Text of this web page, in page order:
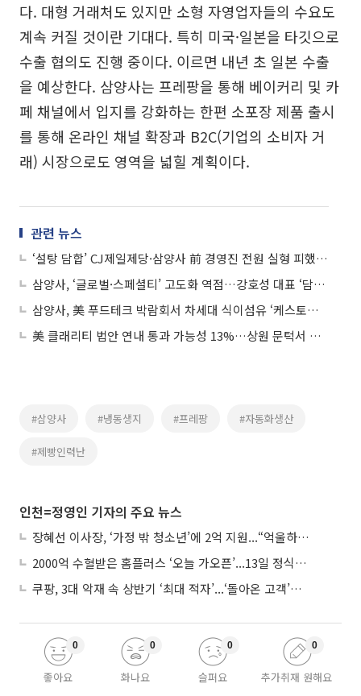
다. 대형 거래처도 있지만 소형 자영업자들의 수요도
계속 커질 것이란 기대다. 특히 미국·일본을 타깃으로
수출 협의도 진행 중이다. 이르면 내년 초 일본 수출
을 예상한다. 삼양사는 프레팡을 통해 베이커리 및 카
페 채널에서 입지를 강화하는 한편 소포장 제품 출시
를 통해 온라인 채널 확장과 B2C(기업의 소비자 거
래) 시장으로도 영역을 넓힐 계획이다.
관련 뉴스
‘설탕 담합’ CJ제일제당·삼양사 前 경영진 전원 실형 피했다…法 “폭리 취했다 보기 어려워”
삼양사, ‘글로벌·스페셜티’ 고도화 역점…강호성 대표 ‘담합 사과’
삼양사, 美 푸드테크 박람회서 차세대 식이섬유 ‘케스토스’ 공개
美 클래리티 법안 연내 통과 가능성 13%…상원 문턱서 제동
#삼양사 #냉동생지 #프레팡 #자동화생산
#제빵인력난
인천=정영인 기자의 주요 뉴스
장혜선 이사장, ‘가정 밖 청소년’에 2억 지원...“억울하고 아파도 단단해지길”
2000억 수혈받은 홈플러스 ‘오늘 가오픈’...13일 정식 개장 시험대
쿠팡, 3대 악재 속 상반기 ‘최대 적자’...‘돌아온 고객’에 수익성 반등 주목
좋아요
0
화나요
0
슬퍼요
0
추가취재 원해요
0